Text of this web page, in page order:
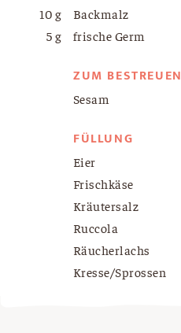
10 g
Backmalz
5 g
frische Germ
ZUM BESTREUEN
Sesam
FÜLLUNG
Eier
Frischkäse
Kräutersalz
Ruccola
Räucherlachs
Kresse/Sprossen